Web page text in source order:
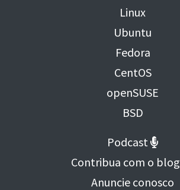
Linux
Ubuntu
Fedora
CentOS
openSUSE
BSD
Podcast
Contribua com o blog
Anuncie conosco